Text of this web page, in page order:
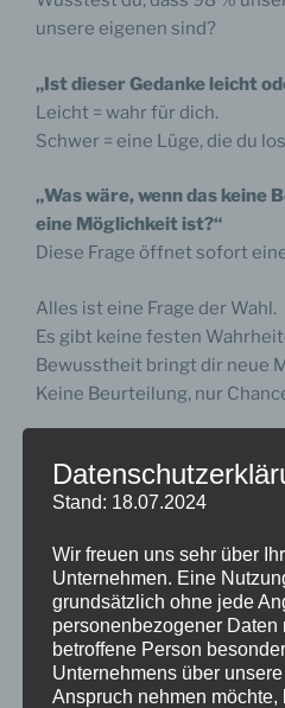
unsere eigenen sind?
„Ist dieser Gedanke leicht
Leicht = wahr für dich.
Schwer = eine Lüge, die du
„Was wäre, wenn das keine
eine Möglichkeit ist?“
Diese Frage öffnet sofort
Alles ist eine Frage der Wahl.
Es gibt keine festen
Bewusstheit bringt dir neue
Keine Beurteilung, nur
Bewusst unterbrechen –
unterbrechen, entsteht mit
Geist hört auf, im Kreis zu
Ausrichtung zu folgen. Nicht,
sondern weil er Führung
So Klarheit entsteht oft
Stand: 18.07.2024
Wir freuen uns sehr über
Unternehmen. Eine
grundsätzlich ohne jede
personenbezogener Daten
betroffene Person
Unternehmens über
Anspruch nehmen